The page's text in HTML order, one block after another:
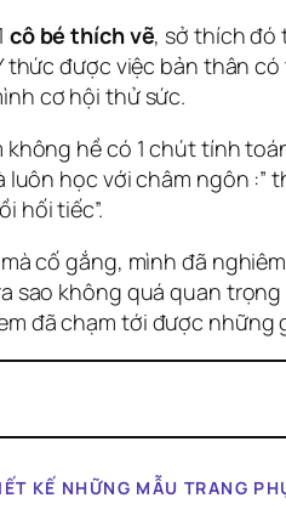
cô bé thích vẽ, sở thích đó
thức được việc bản thân
cơ hội thử sức.
không hề có 1 chút tính
học với châm ngôn :”
hối tiếc”.
cố gắng, mình đã
sao không quá quan trọng
đã chạm tới được những
KẾ NHỮNG MẪU TRANG